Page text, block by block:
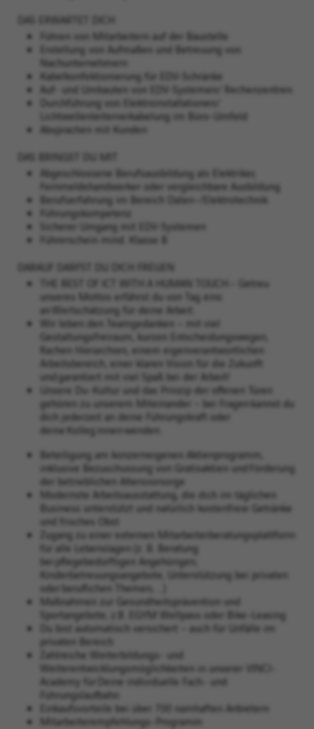
DAS ERWARTET DICH
Führen von Mitarbeitern auf der Baustelle
Erstellung von Aufmaßen und Betreuung von
Nachunternehmern
Kabelkonfektionierung für EDV-Schränke
Auf- und Umbauten von EDV-Systemen/ Rechenzentren
Durchführung von Elektroinstallationen/
Lichtwellenleiterverkabelung im Büro-Umfeld
Absprachen mit Kunden
DAS BRINGST DU MIT
Abgeschlossene Berufsausbildung als Elektriker,
Fernmeldehandwerker oder vergleichbare Ausbildung
Berufserfahrung im Bereich Daten-/Elektrotechnik
Führungskompetenz
Sicherer Umgang mit EDV-Systemen
Führerschein mind. Klasse B
DARAUF DARFST DU DICH FREUEN
THE BEST OF ICT WITH A HUMAN TOUCH – Getreu
unseres Mottos erfährst du von Tag eins
an Wertschätzung für deine Arbeit. ​
Wir leben den Teamgedanken – mit viel
Gestaltungsfreiraum, kurzen Entscheidungswegen,
flachen Hierarchien, einem eigenverantwortlichen
Arbeitsbereich, einer klaren Vision für die Zukunft
und garantiert mit viel Spaß bei der Arbeit!​
Unsere Du-Kultur und das Prinzip der offenen Türen
gehören zu unserem Miteinander – bei Fragen kannst du
dich jederzeit an deine Führungskraft oder
deine Kolleg:innen wenden.
Beteiligung am konzerneigenen Aktienprogramm,
inklusive Bezuschussung von Gratisaktien und Förderung
der betrieblichen Altersvorsorge​
Modernste Arbeitsausstattung, die dich im täglichen
Business unterstützt und natürlich kostenfreie Getränke
und frisches Obst
Zugang zu einer externen Mitarbeiterberatungsplattform
für alle Lebenslagen (z. B. Beratung
bei pflegebedürftigen Angehörigen,
Kinderbetreuungsangebote, Unterstützung bei privaten
oder beruflichen Themen, …)
Maßnahmen zur Gesundheitsprävention und
Sportangebote, z.B. EGYM Wellpass oder Bike-Leasing
Du bist automatisch versichert – auch für Unfälle im
privaten Bereich
Zahlreiche Weiterbildungs- und
Weiterentwicklungsmöglichkeiten in unserer VINCI-
Academy für Deine individuelle Fach- und
Führungslaufbahn​​
Einkaufsvorteile bei über 700 namhaften Anbietern​​
Mitarbeiterempfehlungs-Programm ​